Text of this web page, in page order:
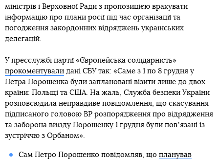
міністрів і Верховної Ради з пропозицією врахувати
інформацію про плани росії під час організації та
погодження закордонних відряджень українських
делегацій.
У пресслужбі партії «Європейська солідарність»
прокоментували дані СБУ так: «Саме з 1 по 8 грудня у
Петра Порошенка були заплановані візити лише до двох
країни: Польщі та США. На жаль, Служба безпеки України
розповсюдила неправдиве повідомлення, що скасування
підписаного головою ВР розпорядження про відрядження
та заборона виїзду Порошенку 1 грудня були повʼязані із
зустріччю з Орбаном».
Сам Петро Порошенко повідомляв, що планував